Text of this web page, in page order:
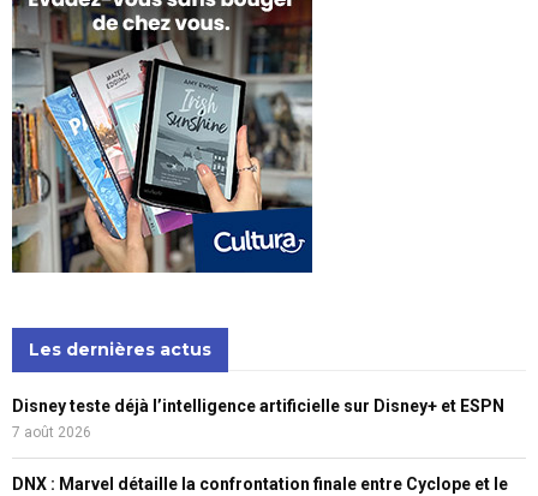
Les dernières actus
Disney teste déjà l’intelligence artificielle sur Disney+ et ESPN
7 août 2026
DNX : Marvel détaille la confrontation finale entre Cyclope et le